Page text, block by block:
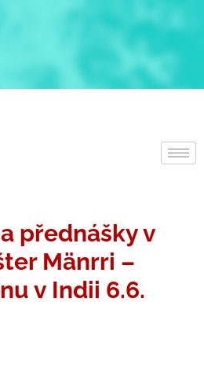
přednášky v
Mänrri –
v Indii 6.6.